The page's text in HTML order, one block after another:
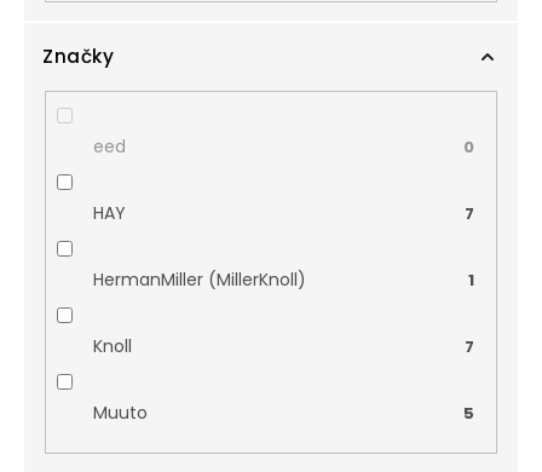
Značky
eed 0
HAY 7
HermanMiller (MillerKnoll) 1
Knoll 7
Muuto 5